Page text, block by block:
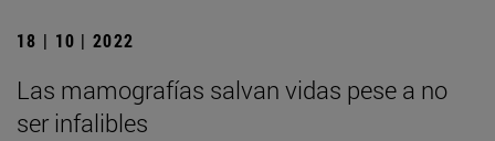
18 | 10 | 2022
Las mamografías salvan vidas pese a no
ser infalibles